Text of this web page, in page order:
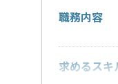
職務内容
求めるスキ